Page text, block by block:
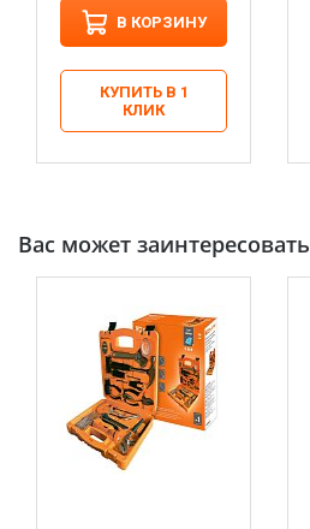
В КОРЗИНУ
КУПИТЬ В 1
КЛИК
Вас может заинтересовать